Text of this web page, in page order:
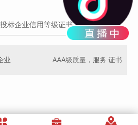
标企业信用等级证书
业 AAA级质量，服务 证书